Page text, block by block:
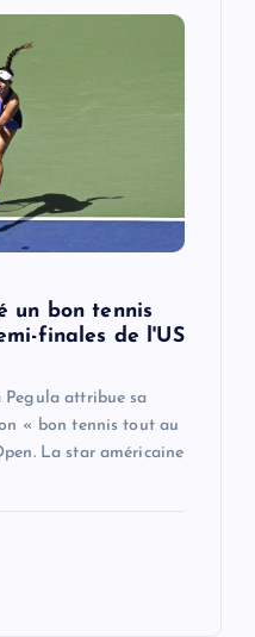
un bon tennis
finales de l'US
Pegula attribue sa
« bon tennis tout au
La star américaine